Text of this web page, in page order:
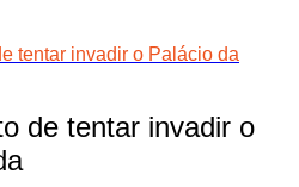
tentar invadir o Palácio da
de tentar invadir o